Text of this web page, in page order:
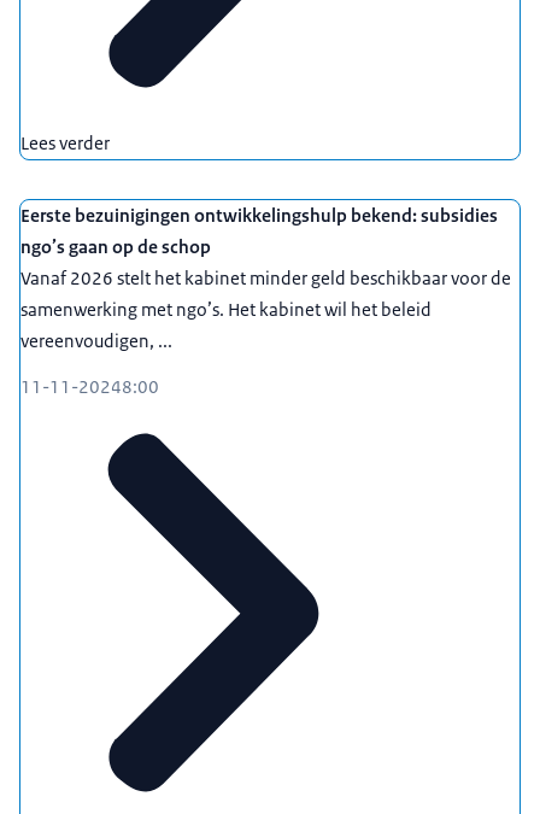
Lees verder
Eerste bezuinigingen ontwikkelingshulp bekend: subsidies
ngo’s gaan op de schop
Vanaf 2026 stelt het kabinet minder geld beschikbaar voor de
samenwerking met ngo’s. Het kabinet wil het beleid
vereenvoudigen, ...
11-11-20248:00